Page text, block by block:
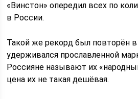
«Винстон» опередил всех по
в России.
Такой же рекорд был повторён в
удерживался прославленной
Россияне называют их
цена их не такая дешёвая.